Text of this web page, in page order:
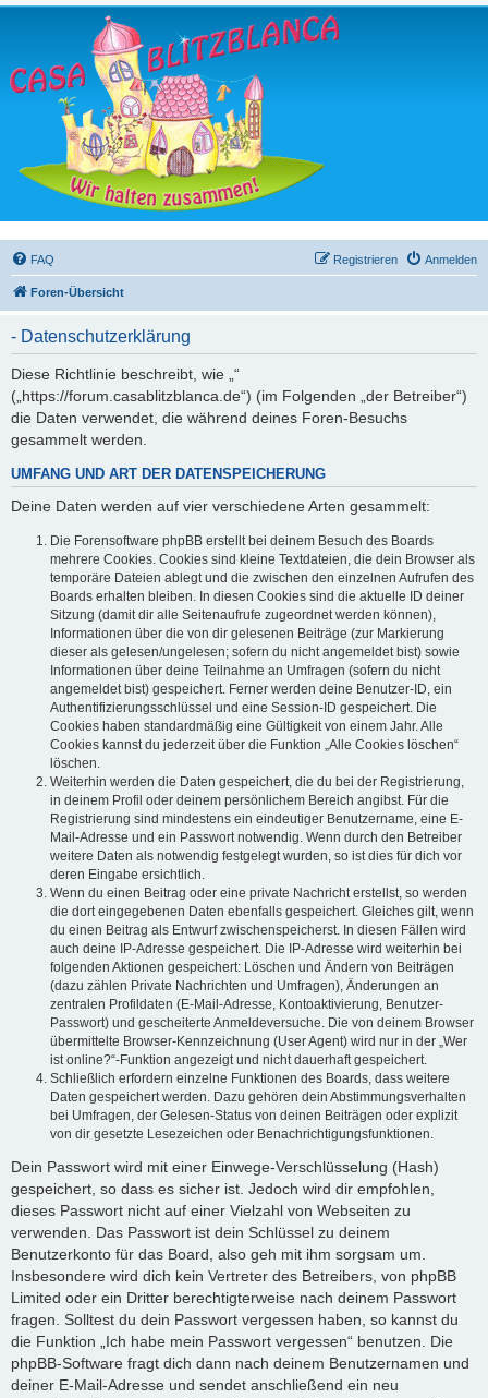
FAQ Anmelden
Registrieren
Foren-Übersicht
- Datenschutzerklärung
Diese Richtlinie beschreibt, wie „“
(„https://forum.casablitzblanca.de“) (im Folgenden „der Betreiber“)
die Daten verwendet, die während deines Foren-Besuchs
gesammelt werden.
UMFANG UND ART DER DATENSPEICHERUNG
Deine Daten werden auf vier verschiedene Arten gesammelt:
Die Forensoftware phpBB erstellt bei deinem Besuch des Boards
mehrere Cookies. Cookies sind kleine Textdateien, die dein Browser als
temporäre Dateien ablegt und die zwischen den einzelnen Aufrufen des
Boards erhalten bleiben. In diesen Cookies sind die aktuelle ID deiner
Sitzung (damit dir alle Seitenaufrufe zugeordnet werden können),
Informationen über die von dir gelesenen Beiträge (zur Markierung
dieser als gelesen/ungelesen; sofern du nicht angemeldet bist) sowie
Informationen über deine Teilnahme an Umfragen (sofern du nicht
angemeldet bist) gespeichert. Ferner werden deine Benutzer-ID, ein
Authentifizierungsschlüssel und eine Session-ID gespeichert. Die
Cookies haben standardmäßig eine Gültigkeit von einem Jahr. Alle
Cookies kannst du jederzeit über die Funktion „Alle Cookies löschen“
löschen.
Weiterhin werden die Daten gespeichert, die du bei der Registrierung,
in deinem Profil oder deinem persönlichem Bereich angibst. Für die
Registrierung sind mindestens ein eindeutiger Benutzername, eine E-
Mail-Adresse und ein Passwort notwendig. Wenn durch den Betreiber
weitere Daten als notwendig festgelegt wurden, so ist dies für dich vor
deren Eingabe ersichtlich.
Wenn du einen Beitrag oder eine private Nachricht erstellst, so werden
die dort eingegebenen Daten ebenfalls gespeichert. Gleiches gilt, wenn
du einen Beitrag als Entwurf zwischenspeicherst. In diesen Fällen wird
auch deine IP-Adresse gespeichert. Die IP-Adresse wird weiterhin bei
folgenden Aktionen gespeichert: Löschen und Ändern von Beiträgen
(dazu zählen Private Nachrichten und Umfragen), Änderungen an
zentralen Profildaten (E-Mail-Adresse, Kontoaktivierung, Benutzer-
Passwort) und gescheiterte Anmeldeversuche. Die von deinem Browser
übermittelte Browser-Kennzeichnung (User Agent) wird nur in der „Wer
ist online?“-Funktion angezeigt und nicht dauerhaft gespeichert.
Schließlich erfordern einzelne Funktionen des Boards, dass weitere
Daten gespeichert werden. Dazu gehören dein Abstimmungsverhalten
bei Umfragen, der Gelesen-Status von deinen Beiträgen oder explizit
von dir gesetzte Lesezeichen oder Benachrichtigungsfunktionen.
Dein Passwort wird mit einer Einwege-Verschlüsselung (Hash)
gespeichert, so dass es sicher ist. Jedoch wird dir empfohlen,
dieses Passwort nicht auf einer Vielzahl von Webseiten zu
verwenden. Das Passwort ist dein Schlüssel zu deinem
Benutzerkonto für das Board, also geh mit ihm sorgsam um.
Insbesondere wird dich kein Vertreter des Betreibers, von phpBB
Limited oder ein Dritter berechtigterweise nach deinem Passwort
fragen. Solltest du dein Passwort vergessen haben, so kannst du
die Funktion „Ich habe mein Passwort vergessen“ benutzen. Die
phpBB-Software fragt dich dann nach deinem Benutzernamen und
deiner E-Mail-Adresse und sendet anschließend ein neu